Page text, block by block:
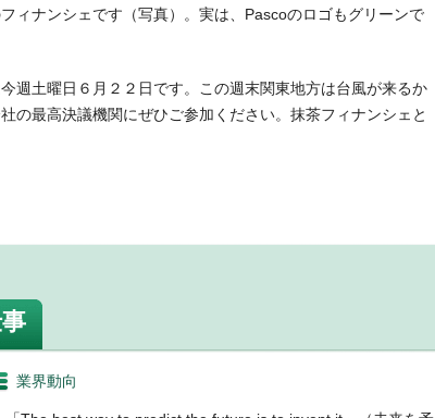
ィナンシェです（写真）。実は、Pascoのロゴもグリーンで
週土曜日６月２２日です。この週末関東地方は台風が来るか
の最高決議機関にぜひご参加ください。抹茶フィナンシェと
業界動向